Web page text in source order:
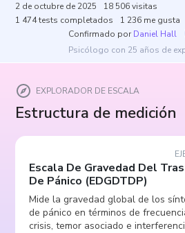
2 de octubre de 2025 18 506 visitas
1 474tests completados 1 236 me gusta
Confirmado por Daniel Hall
Psicólogo con 25 años de
EXPLORADOR DE ESCALA
Estructura de medición
Escala De Gravedad Del
De Pánico (EDGDTDP)
Mide la gravedad global de los
de pánico en términos de
crisis, temor asociado e